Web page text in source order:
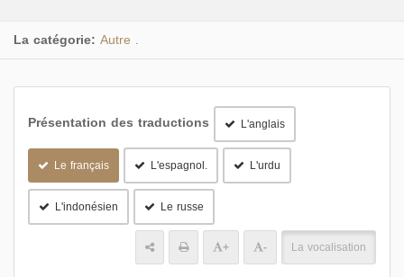
La catégorie: Autre
Présentation des traductions L'anglais
Le français L'espagnol. L'urdu
L'indonésien Le russe
+ - La vocalisation